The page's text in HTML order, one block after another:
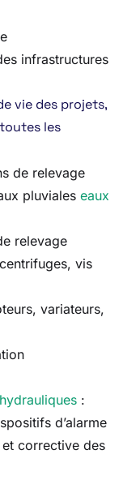
infrastructures
vie des projets,
les
de relevage
pluviales eaux
relevage
vis
variateurs,
:
d’alarme
corrective des